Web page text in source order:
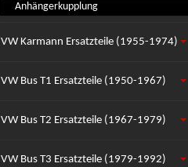
Anhängerkupplung
VW Karmann Ersatzteile (1955-1974)
VW Bus T1 Ersatzteile (1950-1967)
VW Bus T2 Ersatzteile (1967-1979)
VW Bus T3 Ersatzteile (1979-1992)